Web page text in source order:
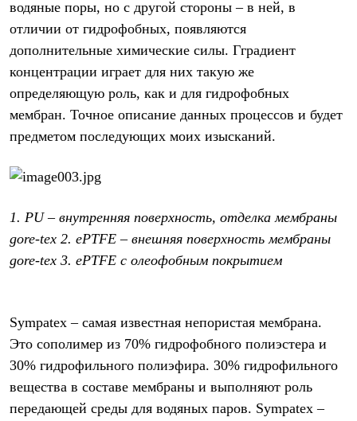
Где купить
водяные поры, но с другой стороны – в ней, в
отличии от гидрофобных, появляются
дополнительные химические силы. Гградиент
концентрации играет для них такую же
определяющую роль, как и для гидрофобных
мембран. Точное описание данных процессов и будет
предметом последующих моих изысканий.
1. PU – внутренняя поверхность, отделка мембраны
gore-tex 2. ePTFE – внешняя поверхность мембраны
gore-tex 3. ePTFE с олеофобным покрытием
Sympatex – самая известная непористая мембрана.
Это сополимер из 70% гидрофобного полиэстера и
30% гидрофильного полиэфира. 30% гидрофильного
вещества в составе мембраны и выполняют роль
передающей среды для водяных паров. Sympatex –